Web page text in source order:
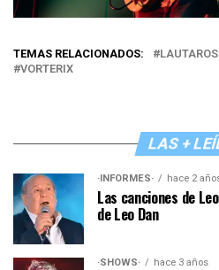
TEMAS RELACIONADOS:
VORTERIX
LAS +
·INFORMES· hace 2
Las canciones de
de Leo Dan
·SHOWS· hace 3 años